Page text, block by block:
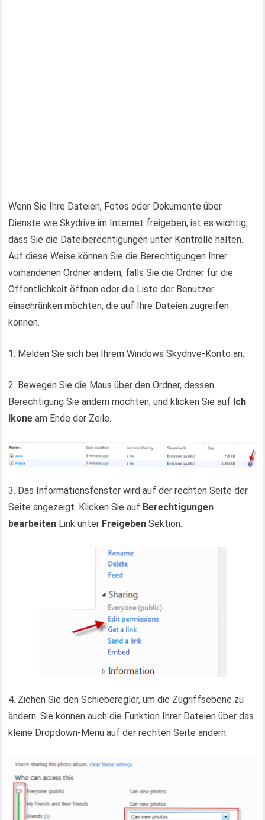
Wenn Sie Ihre Dateien, Fotos oder Dokumente über
Dienste wie Skydrive im Internet freigeben, ist es wichtig,
dass Sie die Dateiberechtigungen unter Kontrolle halten.
Auf diese Weise können Sie die Berechtigungen Ihrer
vorhandenen Ordner ändern, falls Sie die Ordner für die
Öffentlichkeit öffnen oder die Liste der Benutzer
einschränken möchten, die auf Ihre Dateien zugreifen
können.
1. Melden Sie sich bei Ihrem Windows Skydrive-Konto an.
2. Bewegen Sie die Maus über den Ordner, dessen
Berechtigung Sie ändern möchten, und klicken Sie auf Ich
Ikone am Ende der Zeile.
3. Das Informationsfenster wird auf der rechten Seite der
Seite angezeigt. Klicken Sie auf Berechtigungen
bearbeiten Link unter Freigeben Sektion.
4. Ziehen Sie den Schieberegler, um die Zugriffsebene zu
ändern. Sie können auch die Funktion Ihrer Dateien über das
kleine Dropdown-Menü auf der rechten Seite ändern.